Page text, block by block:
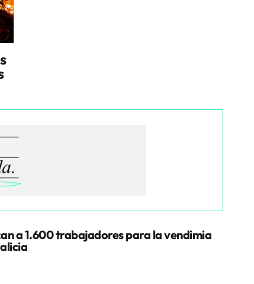
a 1.600 trabajadores para la vendimia